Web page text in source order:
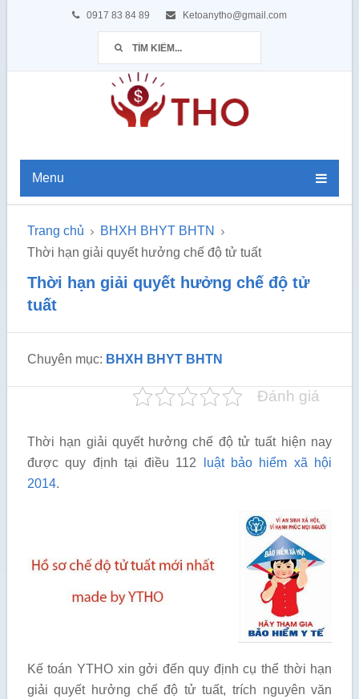
0917 83 84 89 Ketoanytho@gmail.com
Menu
Trang chủ
BHXH BHYT BHTN
Thời hạn giải quyết hưởng chế độ tử tuất
Thời hạn giải quyết hưởng chế độ tử
tuất
Chuyên mục: BHXH BHYT BHTN
Đánh giá
Thời hạn giải quyết hưởng chế độ tử tuất hiện nay
được quy định tại điều 112
luật bảo hiểm xã hội
2014.
Kế toán YTHO xin gởi đến quy định cụ thể thời hạn
giải quyết hưởng chế độ tử tuất, trích nguyên văn